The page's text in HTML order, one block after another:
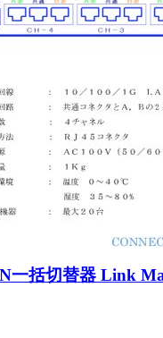
一括切替器 Link